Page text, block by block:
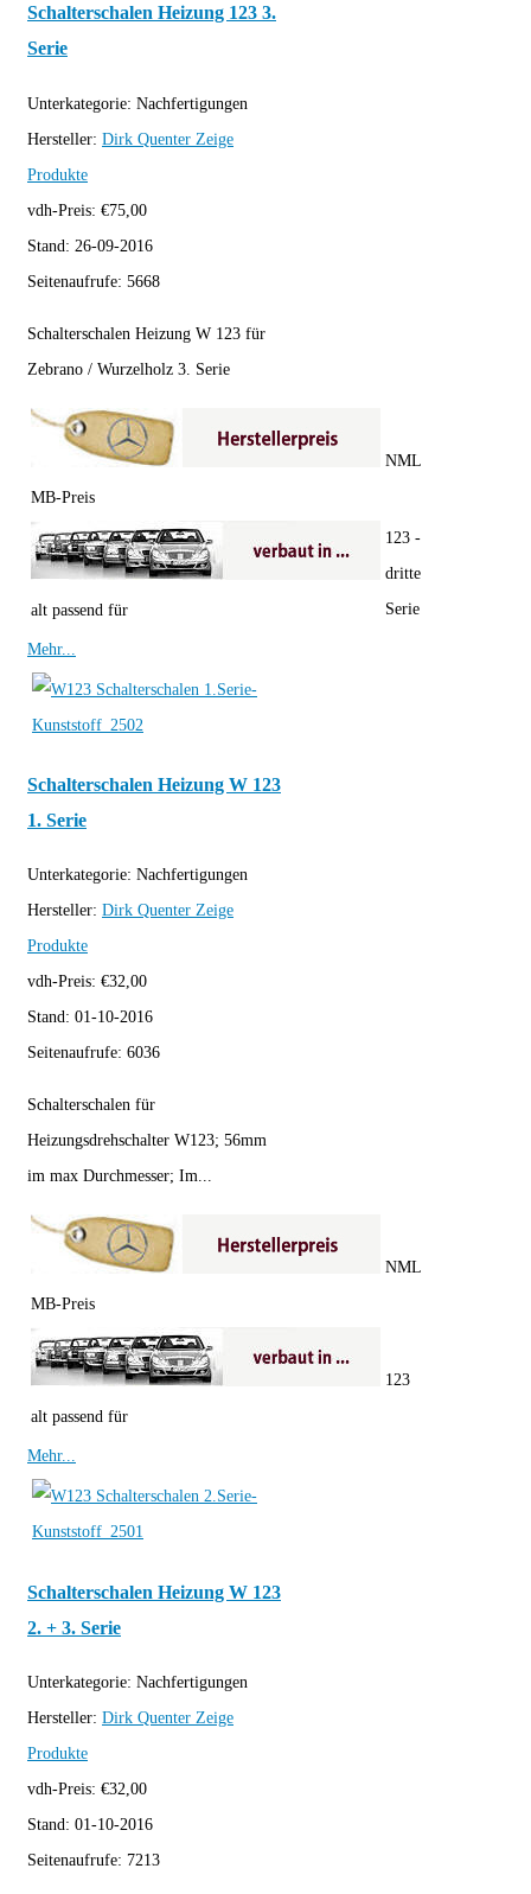
Schalterschalen Heizung 123 3.
Serie
Unterkategorie: Nachfertigungen
Hersteller: Dirk Quenter Zeige
Produkte
vdh-Preis: €75,00
Stand: 26-09-2016
Seitenaufrufe: 5668
Schalterschalen Heizung W 123 für
Zebrano / Wurzelholz 3. Serie
MB-Preis
NML
alt passend für
123 -
dritte
Serie
Mehr...
Schalterschalen Heizung W 123
1. Serie
Unterkategorie: Nachfertigungen
Hersteller: Dirk Quenter Zeige
Produkte
vdh-Preis: €32,00
Stand: 01-10-2016
Seitenaufrufe: 6036
Schalterschalen für
Heizungsdrehschalter W123; 56mm
im max Durchmesser; Im...
MB-Preis
NML
alt passend für
123
Mehr...
Schalterschalen Heizung W 123
2. + 3. Serie
Unterkategorie: Nachfertigungen
Hersteller: Dirk Quenter Zeige
Produkte
vdh-Preis: €32,00
Stand: 01-10-2016
Seitenaufrufe: 7213